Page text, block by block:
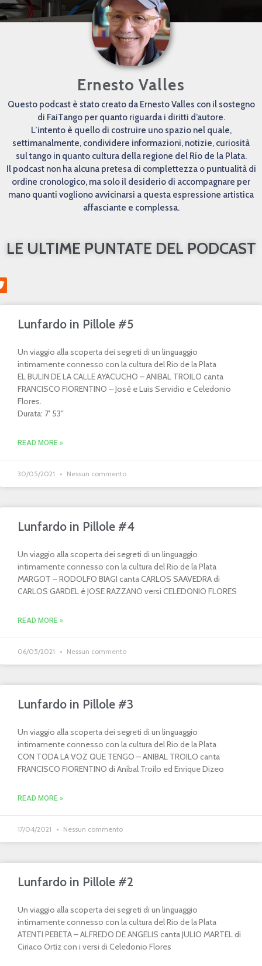
Ernesto Valles
Questo podcast è stato creato da Ernesto Valles con il sostegno
di FaiTango per quanto riguarda i diritti d’autore.
L’intento è quello di costruire uno spazio nel quale,
settimanalmente, condividere informazioni, notizie, curiosità
sul tango in quanto cultura della regione del Río de la Plata.
Il podcast non ha alcuna pretesa di complettezza o puntualità di
ordine cronologico, ma solo il desiderio di accompagnare per
mano quanti vogliono avvicinarsi a questa espressione artistica
affasciante e complessa.
LE ULTIME PUNTATE DEL PODCAST
Lunfardo in Pillole #5
Un viaggio alla scoperta dei segreti di un linguaggio
intimamente connesso con la cultura del Rio de la Plata
EL BULIN DE LA CALLE AYACUCHO – ANIBAL TROILO canta
FRANCISCO FIORENTINO – José e Luis Servidio e Celedonio
Flores.
Durata: 7′ 53″
READ MORE »
30/05/2021 Nessun commento
Lunfardo in Pillole #4
Un viaggio alla scoperta dei segreti di un linguaggio
intimamente connesso con la cultura del Rio de la Plata
MARGOT – RODOLFO BIAGI canta CARLOS SAAVEDRA di
CARLOS GARDEL é JOSE RAZZANO versi CELEDONIO FLORES
READ MORE »
06/05/2021 Nessun commento
Lunfardo in Pillole #3
Un viaggio alla scoperta dei segreti di un linguaggio
intimamente connesso con la cultura del Rio de la Plata
CON TODA LA VOZ QUE TENGO – ANIBAL TROILO canta
FRANCISCO FIORENTINO di Aníbal Troilo ed Enrique Dizeo
READ MORE »
17/04/2021 Nessun commento
Lunfardo in Pillole #2
Un viaggio alla scoperta dei segreti di un linguaggio
intimamente connesso con la cultura del Rio de la Plata
ATENTI PEBETA – ALFREDO DE ANGELIS canta JULIO MARTEL di
Ciriaco Ortíz con i versi di Celedonio Flores